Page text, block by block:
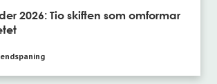
2026: Tio skiften som omformar